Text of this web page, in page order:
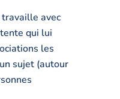
avec
qui lui
les
sujet (autour